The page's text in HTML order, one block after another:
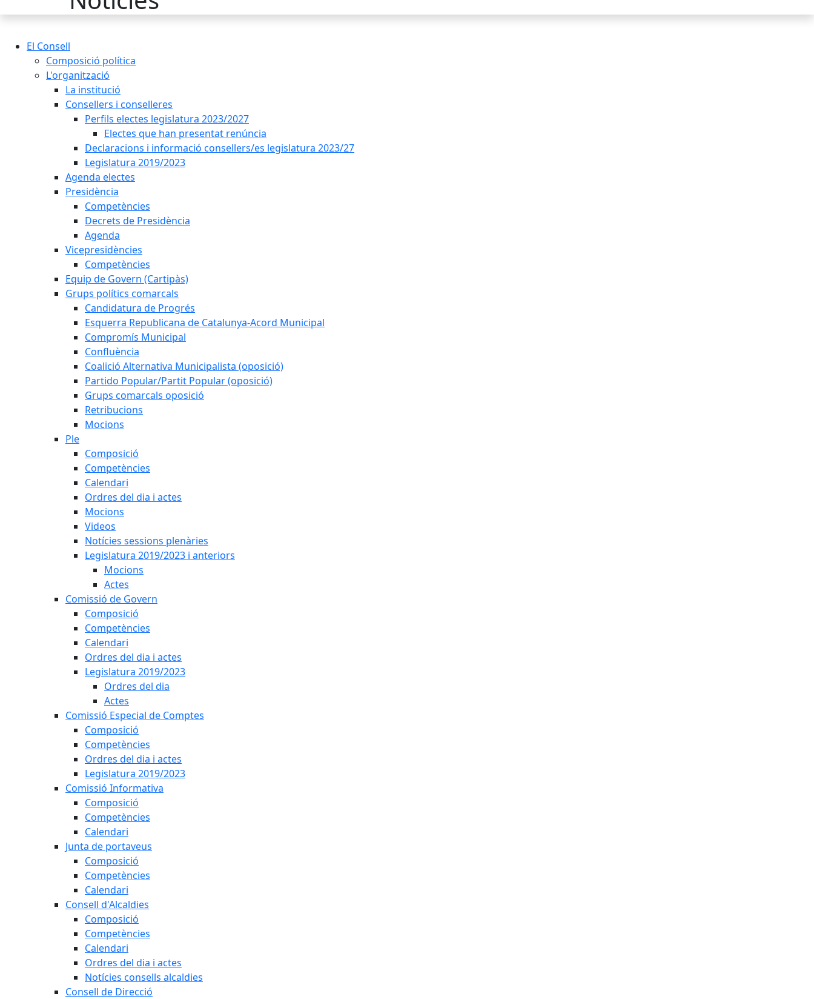
El Consell
Composició política
L'organització
La institució
Consellers i conselleres
Perfils electes legislatura 2023/2027
Electes que han presentat renúncia
Declaracions i informació consellers/es legislatura 2023/27
Legislatura 2019/2023
Agenda electes
Presidència
Competències
Decrets de Presidència
Agenda
Vicepresidències
Competències
Equip de Govern (Cartipàs)
Grups polítics comarcals
Candidatura de Progrés
Esquerra Republicana de Catalunya-Acord Municipal
Compromís Municipal
Confluència
Coalició Alternativa Municipalista (oposició)
Partido Popular/Partit Popular (oposició)
Grups comarcals oposició
Retribucions
Mocions
Ple
Composició
Competències
Calendari
Ordres del dia i actes
Mocions
Videos
Notícies sessions plenàries
Legislatura 2019/2023 i anteriors
Mocions
Actes
Comissió de Govern
Composició
Competències
Calendari
Ordres del dia i actes
Legislatura 2019/2023
Ordres del dia
Actes
Comissió Especial de Comptes
Composició
Competències
Ordres del dia i actes
Legislatura 2019/2023
Comissió Informativa
Composició
Competències
Calendari
Junta de portaveus
Composició
Competències
Calendari
Consell d'Alcaldies
Composició
Competències
Calendari
Ordres del dia i actes
Notícies consells alcaldies
Consell de Direcció